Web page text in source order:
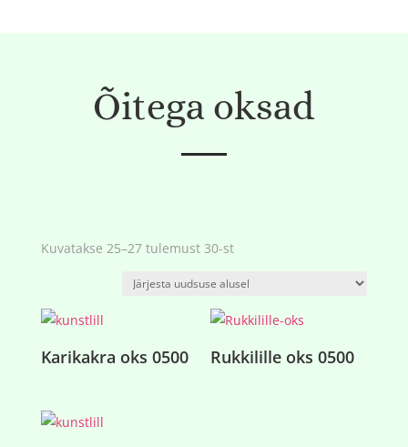
Õitega oksad
Kuvatakse 25–27 tulemust 30-stSorditud
järgi
Karikakra oks 0500 Rukkilille oks 0500